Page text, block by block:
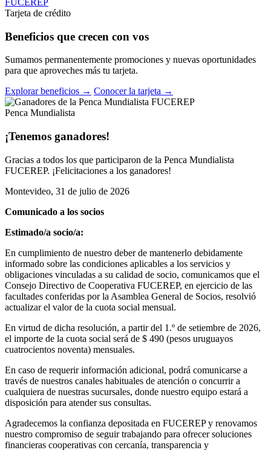
Tarjeta de crédito
Beneficios que crecen con vos
Sumamos permanentemente promociones y nuevas oportunidades
para que aproveches más tu tarjeta.
Explorar beneficios → Conocer la tarjeta →
Penca Mundialista
¡Tenemos ganadores!
Gracias a todos los que participaron de la Penca Mundialista
FUCEREP. ¡Felicitaciones a los ganadores!
Montevideo, 31 de julio de 2026
Comunicado a los socios
Estimado/a socio/a:
En cumplimiento de nuestro deber de mantenerlo debidamente
informado sobre las condiciones aplicables a los servicios y
obligaciones vinculadas a su calidad de socio, comunicamos que el
Consejo Directivo de Cooperativa FUCEREP, en ejercicio de las
facultades conferidas por la Asamblea General de Socios, resolvió
actualizar el valor de la cuota social mensual.
En virtud de dicha resolución, a partir del 1.º de setiembre de 2026,
el importe de la cuota social será de $ 490 (pesos uruguayos
cuatrocientos noventa) mensuales.
En caso de requerir información adicional, podrá comunicarse a
través de nuestros canales habituales de atención o concurrir a
cualquiera de nuestras sucursales, donde nuestro equipo estará a
disposición para atender sus consultas.
Agradecemos la confianza depositada en FUCEREP y renovamos
nuestro compromiso de seguir trabajando para ofrecer soluciones
financieras cooperativas con cercanía, transparencia y